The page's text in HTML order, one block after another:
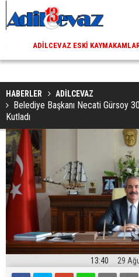
ADILCEVAZ ESKI
HABERLER ADİLCEVAZ
Belediye Başkanı Necati Gürsoy
Kutladı
13:40 29